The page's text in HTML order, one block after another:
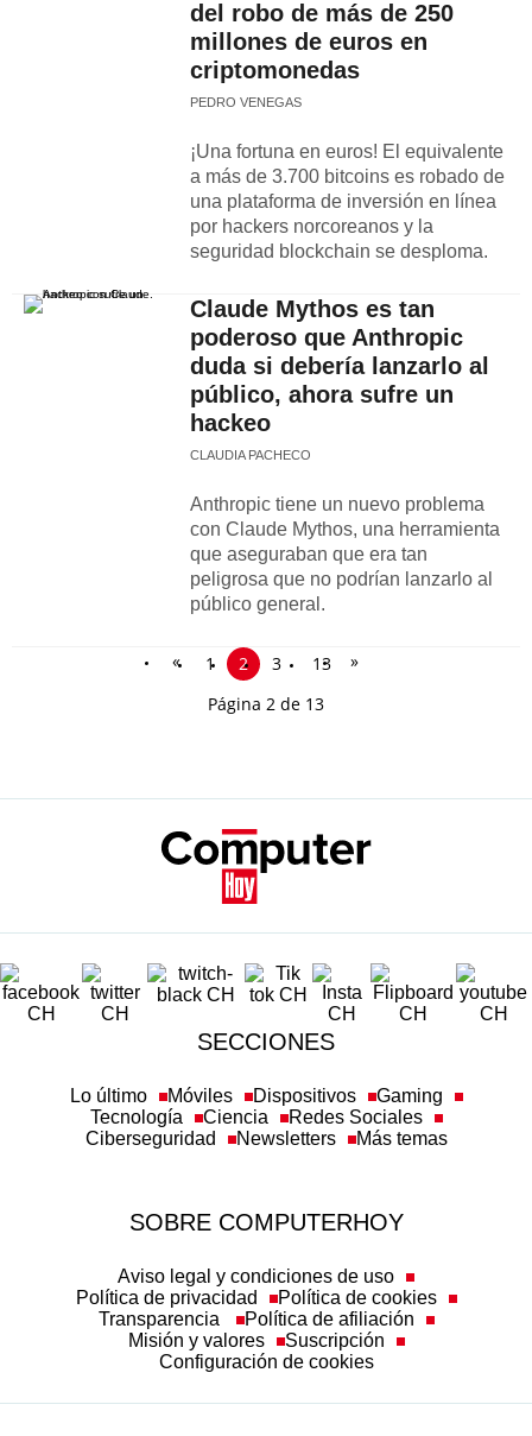
del robo de más de 250
millones de euros en
criptomonedas
PEDRO VENEGAS
¡Una fortuna en euros! El equivalente
a más de 3.700 bitcoins es robado de
una plataforma de inversión en línea
por hackers norcoreanos y la
seguridad blockchain se desploma.
Claude Mythos es tan
poderoso que Anthropic
duda si debería lanzarlo al
público, ahora sufre un
hackeo
CLAUDIA PACHECO
Anthropic tiene un nuevo problema
con Claude Mythos, una herramienta
que aseguraban que era tan
peligrosa que no podrían lanzarlo al
público general.
« 1 2 3 13
»
Página 2 de 13
SECCIONES
Lo último Móviles Dispositivos
Gaming
Tecnología
Ciencia
Redes Sociales
Ciberseguridad
Newsletters Más temas
SOBRE COMPUTERHOY
Aviso legal y condiciones de uso
Política de privacidad
Política de cookies
Transparencia
Política de afiliación
Misión y valores
Suscripción
Configuración de cookies